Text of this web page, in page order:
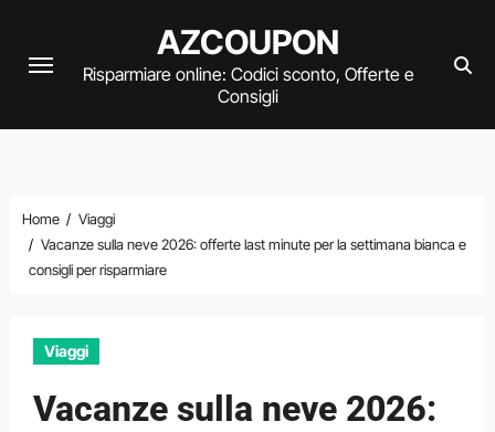
contenuto
AZCOUPON
Risparmiare online: Codici sconto, Offerte e
Consigli
Home
Viaggi
Vacanze sulla neve 2026: offerte last minute per la settimana bianca e
consigli per risparmiare
Viaggi
Vacanze sulla neve 2026: